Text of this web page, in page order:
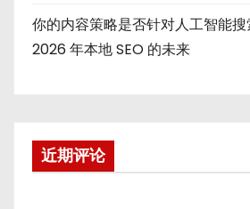
你的内容策略是否针对人工智能搜
2026 年本地 SEO 的未来
近期评论